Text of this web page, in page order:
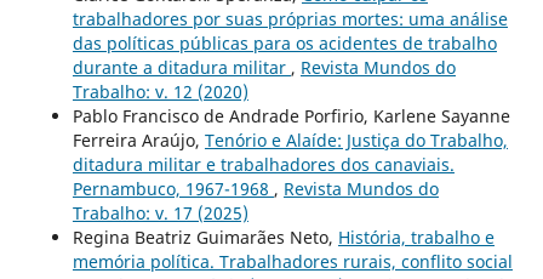
trabalhadores por suas próprias mortes: uma análise
das políticas públicas para os acidentes de trabalho
durante a ditadura militar , Revista Mundos do
Trabalho: v. 12 (2020)
Pablo Francisco de Andrade Porfirio, Karlene Sayanne
Ferreira Araújo, Tenório e Alaíde: Justiça do Trabalho,
ditadura militar e trabalhadores dos canaviais.
Pernambuco, 1967-1968 , Revista Mundos do
Trabalho: v. 17 (2025)
Regina Beatriz Guimarães Neto, História, trabalho e
memória política. Trabalhadores rurais, conflito social